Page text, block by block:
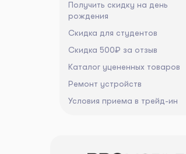
Получить скидку на день
рождения
Скидка для студентов
Скидка 500₽ за отзыв
Каталог уцененных товаров
Ремонт устройств
Условия приема в трейд-ин